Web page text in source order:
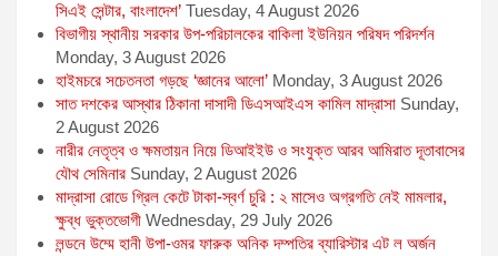
সিএই সেন্টার, বাংলাদেশ’ Tuesday, 4 August 2026
বিভাগীয় স্থানীয় সরকার উপ-পরিচালকের বাকিলা ইউনিয়ন পরিষদ পরিদর্শন
Monday, 3 August 2026
হাইমচরে সচেতনতা গড়ছে ‘জ্ঞানের আলো’ Monday, 3 August 2026
সাত দশকের আস্থার ঠিকানা দাসাদী ডিএসআইএস কামিল মাদ্রাসা Sunday,
2 August 2026
নারীর নেতৃত্ব ও ক্ষমতায়ন নিয়ে ডিআইইউ ও সংযুক্ত আরব আমিরাত দূতাবাসের
যৌথ সেমিনার Sunday, 2 August 2026
মাদ্রাসা রোডে গ্রিল কেটে টাকা-স্বর্ণ চুরি : ২ মাসেও অগ্রগতি নেই মামলার,
ক্ষুব্ধ ভুক্তভোগী Wednesday, 29 July 2026
লন্ডনে উম্মে হানী উপা-ওমর ফারুক অনিক দম্পতির ব্যারিস্টার এট ল অর্জন